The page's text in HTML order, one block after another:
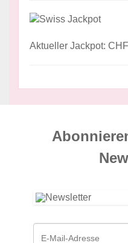
Aktueller Jackpot: